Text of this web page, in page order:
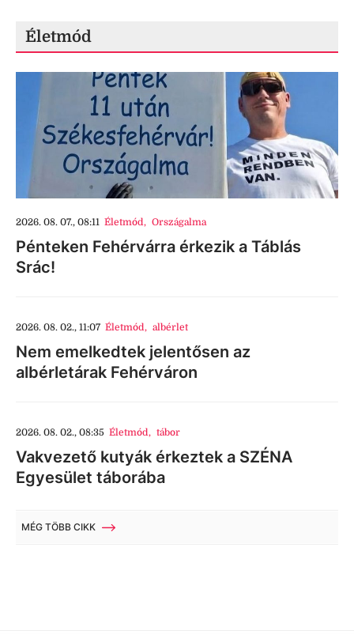
Életmód
2026. 08. 07., 08:11 Életmód, Országalma
Pénteken Fehérvárra érkezik a Táblás
Srác!
2026. 08. 02., 11:07 Életmód, albérlet
Nem emelkedtek jelentősen az
albérletárak Fehérváron
2026. 08. 02., 08:35 Életmód, tábor
Vakvezető kutyák érkeztek a SZÉNA
Egyesület táborába
MÉG TÖBB CIKK